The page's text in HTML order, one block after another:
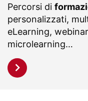
Percorsi di
personalizzati,
eLearning,
microlearning…